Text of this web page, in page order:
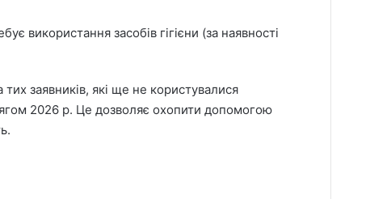
використання засобів гігієни (за наявності
заявників, які ще не користувалися
2026 р. Це дозволяє охопити допомогою